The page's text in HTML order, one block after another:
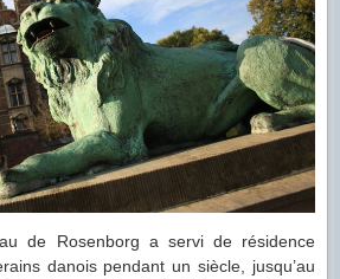
de Rosenborg a servi de résidence
danois pendant un siècle, jusqu’au